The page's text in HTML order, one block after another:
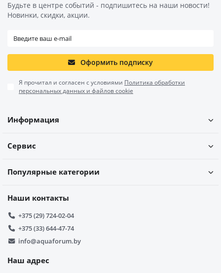
антикоррозийного состава. Они сочетают прочность,
легкость и доступную цену, занимая промежуточное
Подходят для квартир, частных домов и съемного
Плюсы и минусы стальных ванн
Легкий вес (20–40
Простота
монтажа
Как выбрать стальную ванну? 5 ключевых
Будьте в центре событий - подпишитесь на наши новости!
Новинки, скидки, акции.
Оформить подписку
Я прочитал и согласен с условиями Политика обработки
персональных данных и файлов cookie
Информация
Сервис
Популярные категории
Наши контакты
+375 (29) 724-02-04
+375 (33) 644-47-74
info@aquaforum.by
Наш адрес